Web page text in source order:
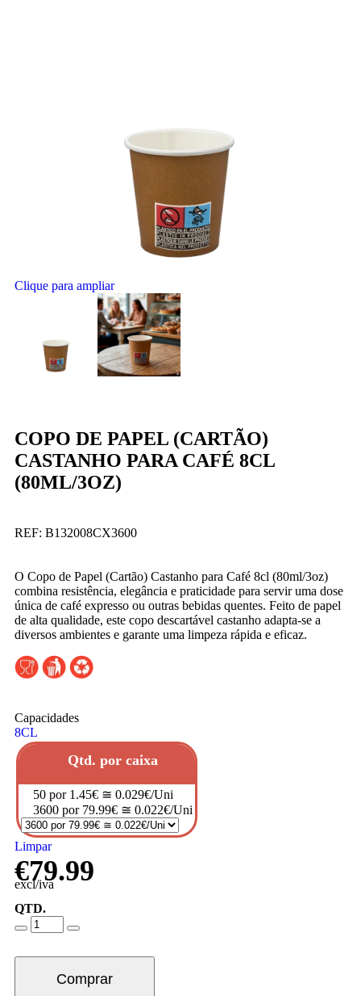
Clique para ampliar
COPO DE PAPEL (CARTÃO)
CASTANHO PARA CAFÉ 8CL
(80ML/3OZ)
REF: B132008CX3600
O Copo de Papel (Cartão) Castanho para Café 8cl (80ml/3oz)
combina resistência, elegância e praticidade para servir uma dose
única de café expresso ou outras bebidas quentes. Feito de papel
de alta qualidade, este copo descartável castanho adapta-se a
diversos ambientes e garante uma limpeza rápida e eficaz.
Capacidades
8CL
Qtd. por caixa
50 por 1.45€ ≅ 0.029€/Uni
3600 por 79.99€ ≅ 0.022€/Uni
Limpar
€79.99
excl/iva
QTD.
Comprar